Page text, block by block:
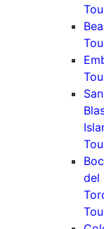
San
del